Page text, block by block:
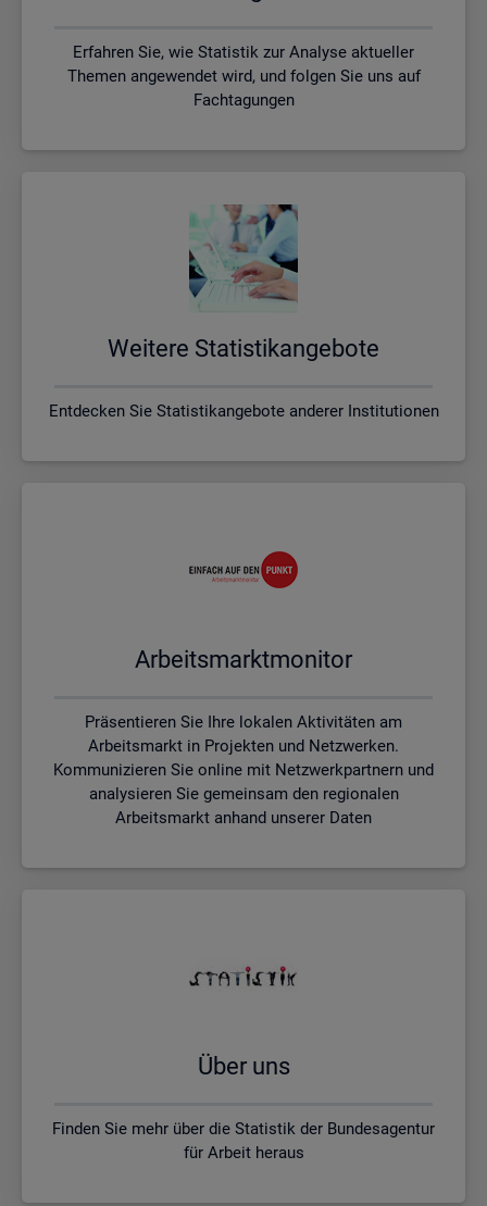
Erfahren Sie, wie Statistik zur Analyse aktueller
Themen angewendet wird, und folgen Sie uns auf
Fachtagungen
Wei­te­re Sta­tis­tik­an­ge­bo­te
Entdecken Sie Statistikangebote anderer Institutionen
Ar­beits­markt­mo­ni­tor
Präsentieren Sie Ihre lokalen Aktivitäten am
Arbeitsmarkt in Projekten und Netzwerken.
Kommunizieren Sie online mit Netzwerkpartnern und
analysieren Sie gemeinsam den regionalen
Arbeitsmarkt anhand unserer Daten
Über uns
Finden Sie mehr über die Statistik der Bundesagentur
für Arbeit heraus